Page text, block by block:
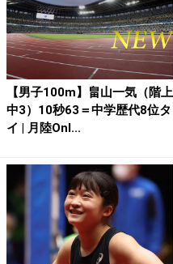
【男子100m】畠山一気（階上
中3）10秒63＝中学歴代8位タ
イ | 月陸Onl...